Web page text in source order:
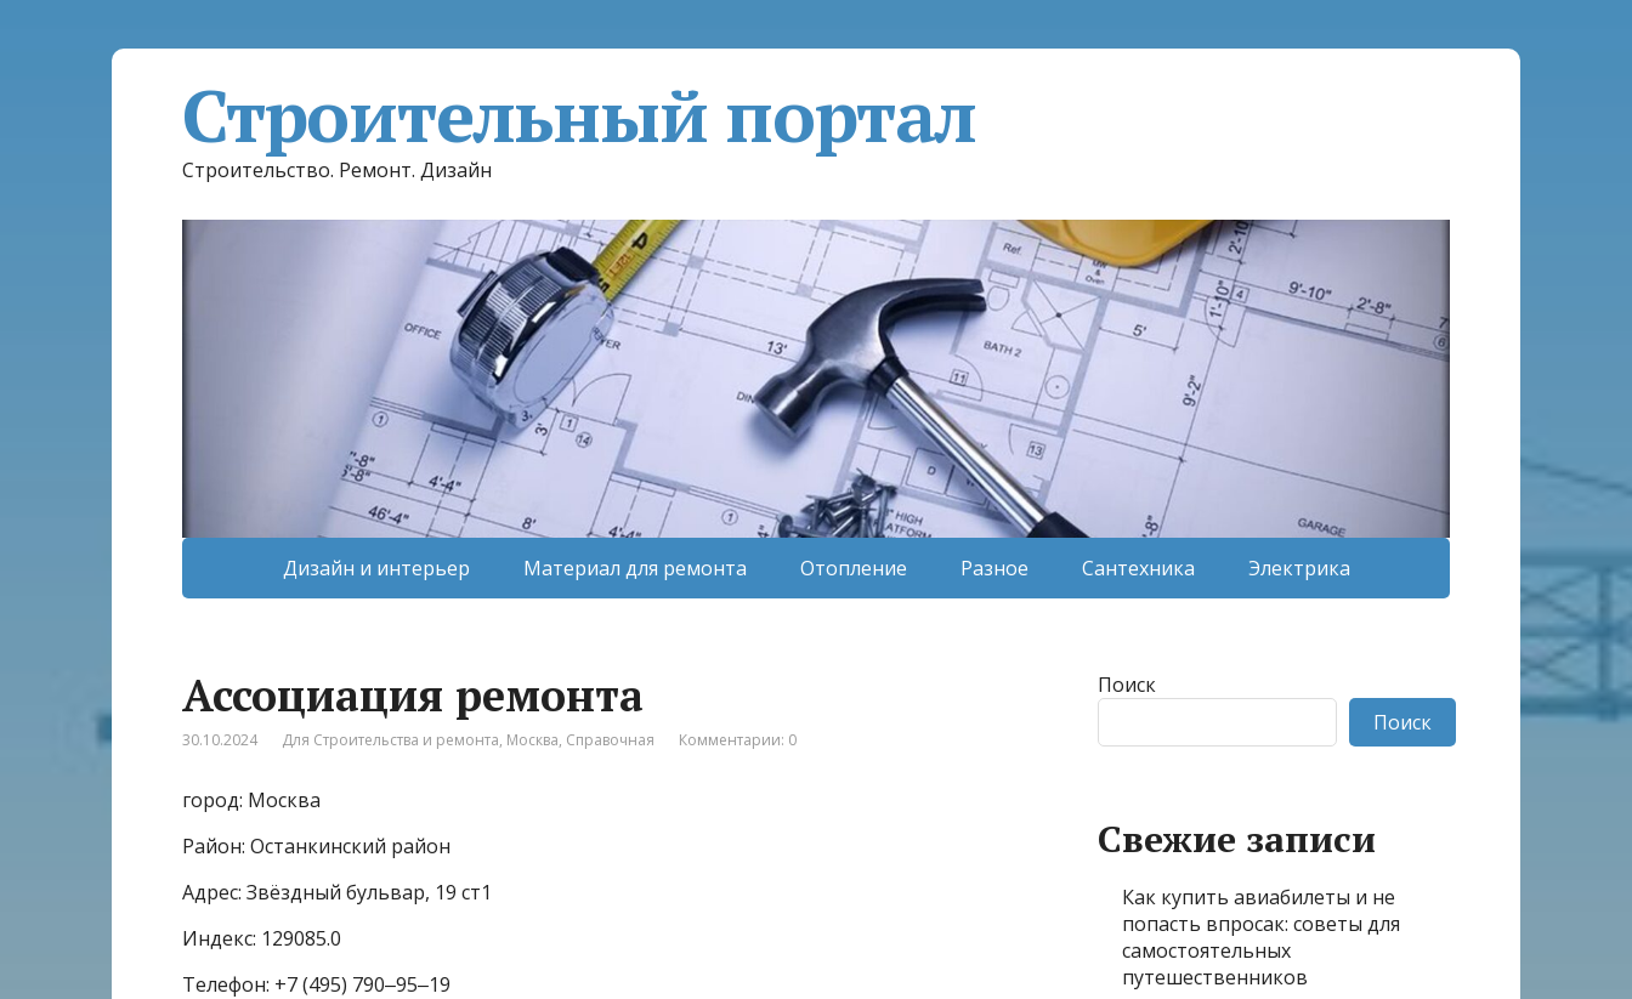
Строительный портал
Строительство. Ремонт. Дизайн
Дизайн и интерьер Материал для ремонта Отопление Разное Сантехника Электрика
Ассоциация ремонта
30.10.2024 Для Строительства и ремонта, Москва, Справочная Комментарии: 0
город: Москва
Район: Останкинский район
Адрес: Звёздный бульвар, 19 ст1
Индекс: 129085.0
Телефон: +7 (495) 790‒95‒19
Поиск
Поиск
Свежие записи
Как купить авиабилеты и не
попасть впросак: советы для
самостоятельных
путешественников